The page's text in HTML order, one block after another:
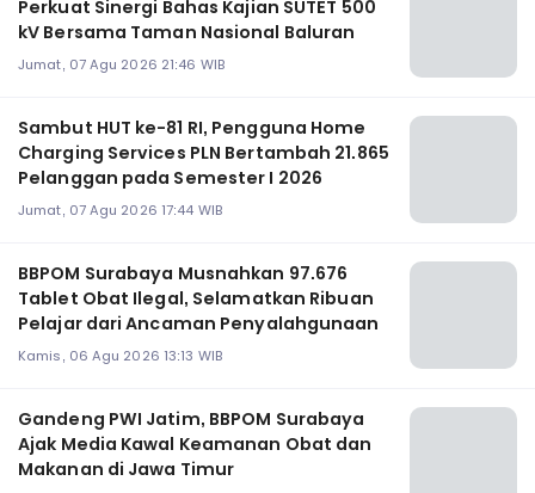
Perkuat Sinergi Bahas Kajian SUTET 500
kV Bersama Taman Nasional Baluran
Jumat, 07 Agu 2026 21:46 WIB
Sambut HUT ke-81 RI, Pengguna Home
Charging Services PLN Bertambah 21.865
Pelanggan pada Semester I 2026
Jumat, 07 Agu 2026 17:44 WIB
BBPOM Surabaya Musnahkan 97.676
Tablet Obat Ilegal, Selamatkan Ribuan
Pelajar dari Ancaman Penyalahgunaan
Kamis, 06 Agu 2026 13:13 WIB
Gandeng PWI Jatim, BBPOM Surabaya
Ajak Media Kawal Keamanan Obat dan
Makanan di Jawa Timur